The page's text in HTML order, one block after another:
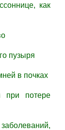
как
пузыря
в почках
потере